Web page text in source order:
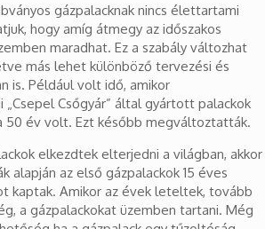
gázpalacknak nincs élettartami
hogy amíg átmegy az időszakos
maradhat. Ez a szabály változhat
más lehet különböző tervezési és
is. Például volt idő, amikor
„Csepel Csőgyár” által gyártott palackok
50 év volt. Ezt később megváltoztatták.
elkezdtek elterjedni a világban, akkor
alapján az első gázpalackok 15 éves
kaptak. Amikor az évek leteltek, tovább
a gázpalackokat üzemben tartani. Még